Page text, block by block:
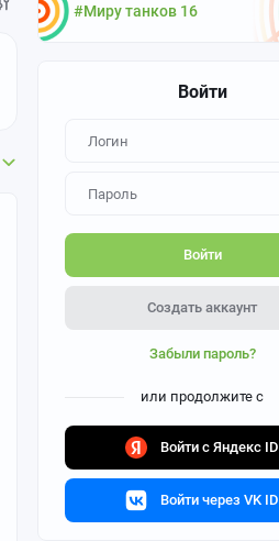
#Миру танков 16
Войти
Войти
Создать аккаунт
Забыли пароль?
или продолжите с
Войти с Яндекс ID
Войти через VK ID